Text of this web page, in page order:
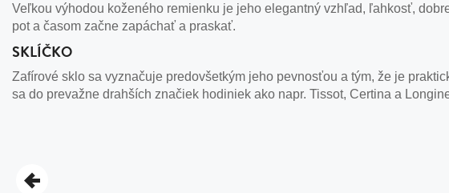
Veľkou výhodou koženého remienku je jeho elegantný vzhľad, ľahkosť,
pot a časom začne zapáchať a praskať.
SKLÍČKO
Zafírové sklo sa vyznačuje predovšetkým jeho pevnosťou a tým, že je
sa do prevažne drahších značiek hodiniek ako napr. Tissot, Certina a